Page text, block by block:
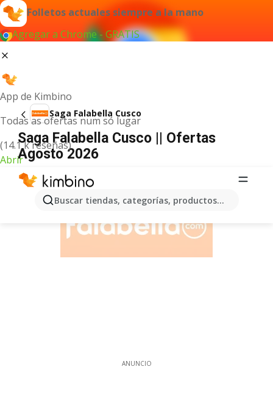
Folletos actuales siempre a la mano
Agregar a Chrome - GRATIS
App de Kimbino
Todas as ofertas num só lugar
(14.1 k reseñas)
Abrir
Buscar tiendas, categorías, productos...
Saga Falabella Cusco
Saga Falabella Cusco || Ofertas
Agosto 2026
ANUNCIO